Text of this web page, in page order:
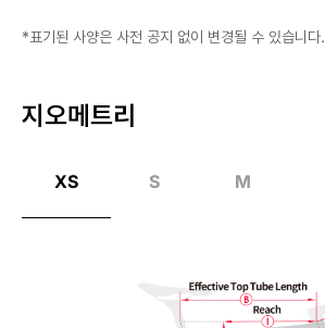
*표기된 사양은 사전 공지 없이 변경될 수 있습니다.
지오메트리
XS S M